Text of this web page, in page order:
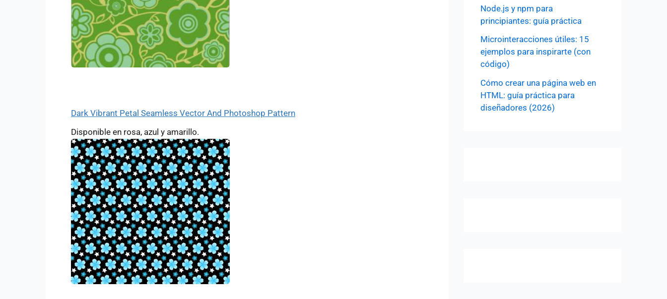
Dark Vibrant Petal Seamless Vector And Photoshop Pattern
Disponible en rosa, azul y amarillo.
Node.js y npm para
principiantes: guía práctica
Microinteracciones útiles: 15
ejemplos para inspirarte (con
código)
Cómo crear una página web en
HTML: guía práctica para
diseñadores (2026)